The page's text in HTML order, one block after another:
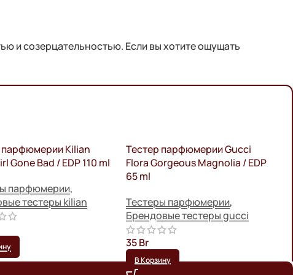
и созерцательностью. Если вы хотите ощущать
парфюмерии Kilian
Gone Bad / EDP 110 ml
парфюмерии,
тестеры kilian
Тестер парфюмерии Gucci
Flora Gorgeous Magnolia / EDP
65 ml
Тестеры парфюмерии,
Брендовые тестеры gucci
35Br
В Корзину